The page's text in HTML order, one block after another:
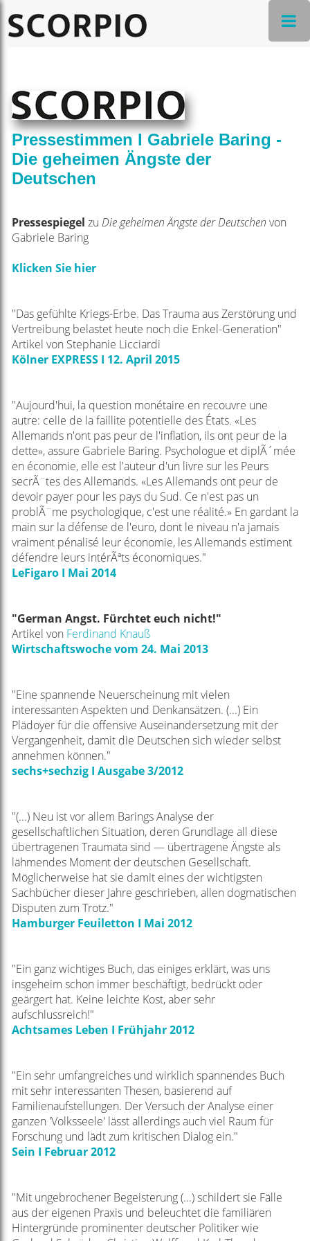
Pressestimmen I Gabriele Baring -
Die geheimen Ängste der
Deutschen
Pressespiegel zu Die geheimen Ängste der Deutschen von
Gabriele Baring
Klicken Sie hier
"Das gefühlte Kriegs-Erbe. Das Trauma aus Zerstörung und
Vertreibung belastet heute noch die Enkel-Generation"
Artikel von Stephanie Licciardi
Kölner EXPRESS I 12. April 2015
"Aujourd'hui, la question monétaire en recouvre une
autre: celle de la faillite potentielle des États. «Les
Allemands n'ont pas peur de l'inflation, ils ont peur de la
dette», assure Gabriele Baring. Psychologue et diplÃ´mée
en économie, elle est l'auteur d'un livre sur les Peurs
secrÃ¨tes des Allemands. «Les Allemands ont peur de
devoir payer pour les pays du Sud. Ce n'est pas un
problÃ¨me psychologique, c'est une réalité.» En gardant la
main sur la défense de l'euro, dont le niveau n'a jamais
vraiment pénalisé leur économie, les Allemands estiment
défendre leurs intérÃªts économiques."
LeFigaro I Mai 2014
"German Angst. Fürchtet euch nicht!"
Artikel von Ferdinand Knauß
Wirtschaftswoche vom 24. Mai 2013
"Eine spannende Neuerscheinung mit vielen
interessanten Aspekten und Denkansätzen. (...) Ein
Plädoyer für die offensive Auseinandersetzung mit der
Vergangenheit, damit die Deutschen sich wieder selbst
annehmen können."
sechs+sechzig I Ausgabe 3/2012
"(...) Neu ist vor allem Barings Analyse der
gesellschaftlichen Situation, deren Grundlage all diese
übertragenen Traumata sind — übertragene Ängste als
lähmendes Moment der deutschen Gesellschaft.
Möglicherweise hat sie damit eines der wichtigsten
Sachbücher dieser Jahre geschrieben, allen dogmatischen
Disputen zum Trotz."
Hamburger Feuiletton I Mai 2012
"Ein ganz wichtiges Buch, das einiges erklärt, was uns
insgeheim schon immer beschäftigt, bedrückt oder
geärgert hat. Keine leichte Kost, aber sehr
aufschlussreich!"
Achtsames Leben I Frühjahr 2012
"Ein sehr umfangreiches und wirklich spannendes Buch
mit sehr interessanten Thesen, basierend auf
Familienaufstellungen. Der Versuch der Analyse einer
ganzen 'Volksseele' lässt allerdings auch viel Raum für
Forschung und lädt zum kritischen Dialog ein."
Sein I Februar 2012
"Mit ungebrochener Begeisterung (...) schildert sie Fälle
aus der eigenen Praxis und beleuchtet die familiären
Hintergründe prominenter deutscher Politiker wie